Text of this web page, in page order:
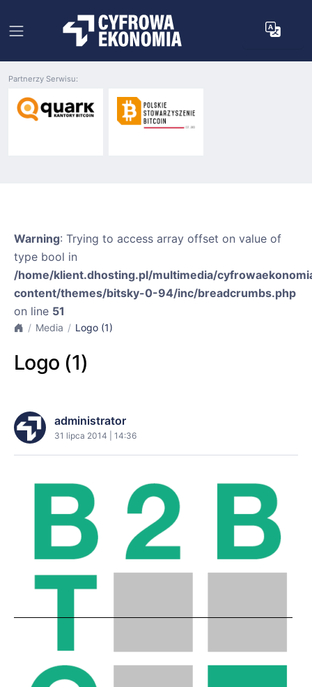
Partnerzy Serwisu:
Warning: Trying to access array offset on value of
type bool in
/home/klient.dhosting.pl/multimedia/
content/themes/bitsky-0-94/inc/breadcrumbs.php
on line 51
Media Logo (1)
Logo (1)
administrator
31 lipca 2014 | 14:36